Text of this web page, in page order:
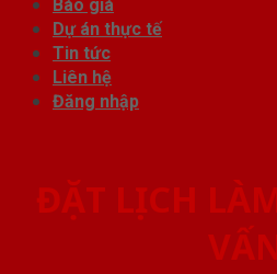
Báo giá
Dự án thực tế
Tin tức
Liên hệ
Đăng nhập
ĐẶT LỊCH